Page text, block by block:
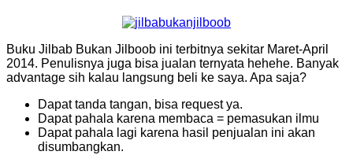
Buku Jilbab Bukan Jilboob ini terbitnya sekitar Maret-April
2014. Penulisnya juga bisa jualan ternyata hehehe. Banyak
advantage sih kalau langsung beli ke saya. Apa saja?
Dapat tanda tangan, bisa request ya.
Dapat pahala karena membaca = pemasukan ilmu
Dapat pahala lagi karena hasil penjualan ini akan
disumbangkan.